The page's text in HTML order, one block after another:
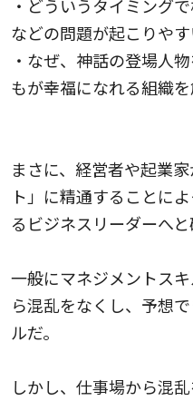
・どういうタイミング
などの問題が起こりや
・なぜ、神話の登場人
もが幸福になれる組織
まさに、経営者や起業
ト」に精通することに
るビジネスリーダーへと
一般にマネジメントス
ら混乱をなくし、予想
ルだ。
しかし、仕事場から混